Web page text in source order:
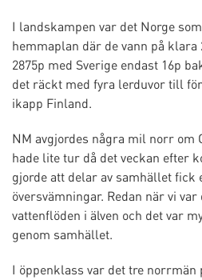
I landskampen var det Norge
hemmaplan där de vann på klara
2875p med Sverige endast 16p
det räckt med fyra lerduvor till
ikapp Finland.
NM avgjordes några mil norr om
hade lite tur då det veckan efter
gjorde att delar av samhället fick
översvämningar. Redan när vi
vattenflöden i älven och det var
genom samhället.
I öppenklass var det tre norrmän